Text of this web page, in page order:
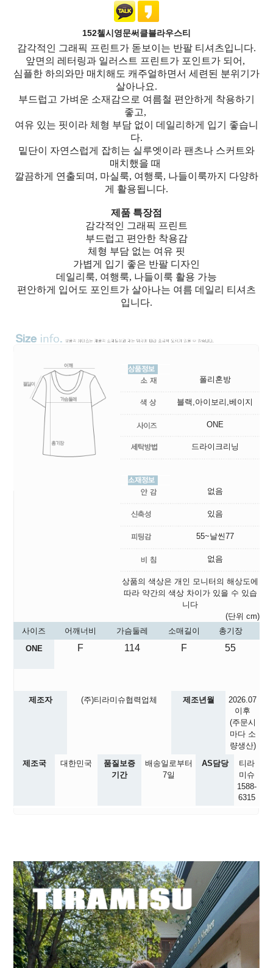
152첼시영문써클블라우스티
감각적인 그래픽 프린트가 돋보이는 반팔 티셔츠입니다.
앞면의 레터링과 일러스트 프린트가 포인트가 되어,
심플한 하의와만 매치해도 캐주얼하면서 세련된 분위기가
살아나요.
부드럽고 가벼운 소재감으로 여름철 편안하게 착용하기
좋고,
여유 있는 핏이라 체형 부담 없이 데일리하게 입기 좋습니
다.
밑단이 자연스럽게 잡히는 실루엣이라 팬츠나 스커트와
매치했을 때
깔끔하게 연출되며, 마실룩, 여행룩, 나들이룩까지 다양하
게 활용됩니다.
제품 특장점
감각적인 그래픽 프린트
부드럽고 편안한 착용감
체형 부담 없는 여유 핏
가볍게 입기 좋은 반팔 디자인
데일리룩, 여행룩, 나들이룩 활용 가능
편안하게 입어도 포인트가 살아나는 여름 데일리 티셔츠
입니다.
폴리혼방
블랙,아이보리,베이지
ONE
드라이크리닝
없음
있음
55~날씬77
없음
상품의 색상은 개인 모니터의 해상도에
따라 약간의 색상 차이가 있을 수 있습
니다
(단위 cm)
사이즈
어깨너비 가슴둘레 소매길이
총기장
ONE
F 114 F 55
제조자 (주)티라미슈협력업체 제조년월
2026.07
이후
(주문시
마다 소
량생산)
제조국
대한민국
품질보증
기간
배송일로부터
7일
AS담당
티라
미슈
1588-
6315